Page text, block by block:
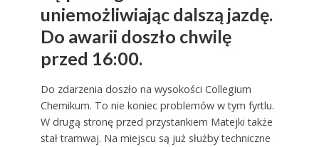
uniemożliwiając dalszą jazdę.
Do awarii doszło chwilę
przed 16:00.
Do zdarzenia doszło na wysokości Collegium
Chemikum. To nie koniec problemów w tym fyrtlu.
W drugą stronę przed przystankiem Matejki także
stał tramwaj. Na miejscu są już służby techniczne